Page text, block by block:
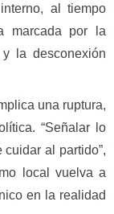
al tiempo
marcada por la
la desconexión
una ruptura,
“Señalar lo
al partido”,
local vuelva a
en la realidad